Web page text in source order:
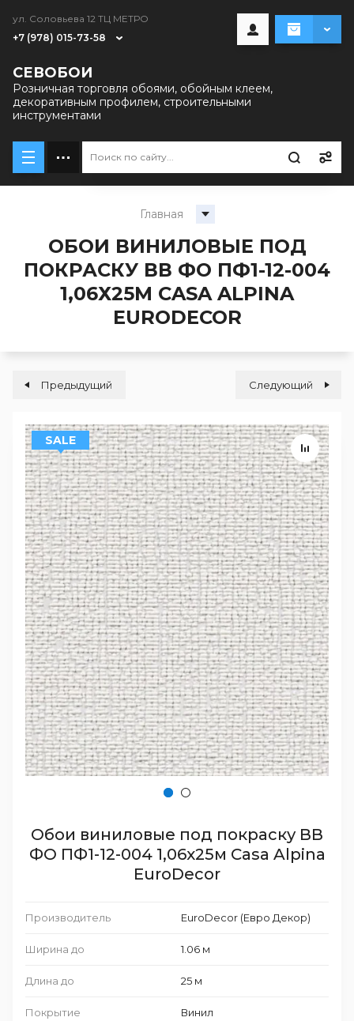
ул. Соловьева 12 ТЦ МЕТРО
+7 (978) 015-73-58
СЕВОБОИ
Розничная торговля обоями, обойным клеем,
декоративным профилем, строительными
инструментами
Главная
ОБОИ ВИНИЛОВЫЕ ПОД
ПОКРАСКУ ВВ ФО ПФ1-12-004
1,06Х25М CASA ALPINA
EURODECOR
Предыдущий Следующий
SALE
Обои виниловые под покраску ВВ
ФО ПФ1-12-004 1,06х25м Casa Alpina
EuroDecor
Производитель EuroDecor (Евро Декор)
Ширина до 1.06 м
Длина до 25 м
Покрытие Винил